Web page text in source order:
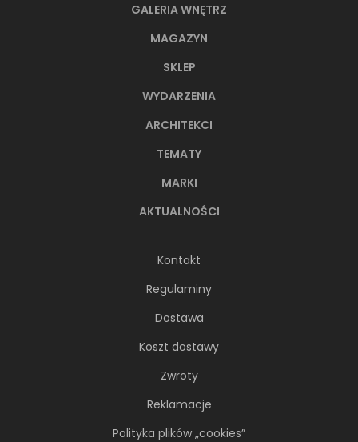
GALERIA WNĘTRZ
MAGAZYN
SKLEP
WYDARZENIA
ARCHITEKCI
TEMATY
MARKI
AKTUALNOŚCI
Kontakt
Regulaminy
Dostawa
Koszt dostawy
Zwroty
Reklamacje
Polityka plików „cookies”